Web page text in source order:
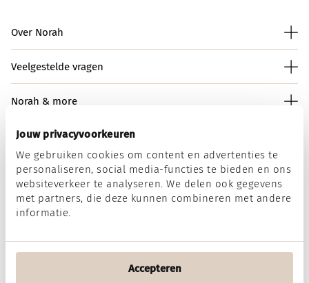
Jouw privacyvoorkeuren
We gebruiken cookies om content en advertenties te
personaliseren, social media-functies te bieden en ons
websiteverkeer te analyseren. We delen ook gegevens
met partners, die deze kunnen combineren met andere
informatie.
Accepteren
Over Norah
Veelgestelde vragen
Norah & more
Norah op social media